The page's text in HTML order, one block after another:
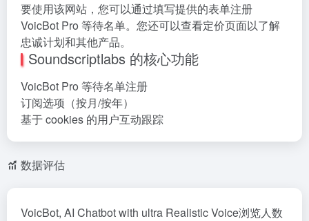
要使用该网站，您可以通过填写提供的表单注册
VoicBot Pro 等待名单。您还可以查看定价页面以了解
忠诚计划和其他产品。
Soundscriptlabs 的核心功能
VoicBot Pro 等待名单注册
订阅选项（按月/按年）
基于 cookies 的用户互动跟踪
数据评估
VoicBot, AI Chatbot with ultra Realistic Voice浏览人数